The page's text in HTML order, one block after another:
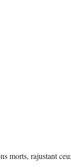
morts, rajustant